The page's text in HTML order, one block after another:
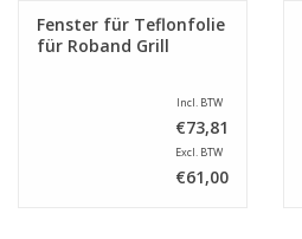
Fenster für Teflonfolie
für Roband Grill
Incl. BTW
€73,81
Excl. BTW
€61,00